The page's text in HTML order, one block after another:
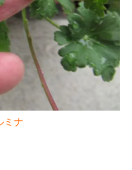
ミナ